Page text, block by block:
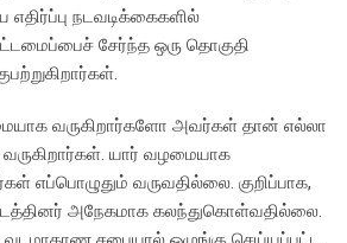
நடவடிக்கைகளில்
சேர்ந்த ஒரு தொகுதி
வருகிறார்களோ அவர்கள் தான் எல்லா
வருகிறார்கள். யார் வழமையாக
எப்பொழுதும் வருவதில்லை. குறிப்பாக,
அநேகமாக கலந்துகொள்வதில்லை.